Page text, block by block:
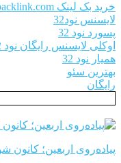
خرید بک لینک behtarinbacklink.com
لایسنس نود32
پسورد نود 32
اوکلی لایسنس رایگان نود 32
همیار نود 32
بهترین سئو
رایگان
پیاده‌روی اربعین؛ کانون